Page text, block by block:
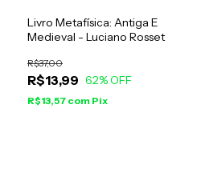
Livro Metafísica: Antiga E
Medieval - Luciano Rosset
R$13,99
R$37,00
62% OFF
R$13,57 com Pix